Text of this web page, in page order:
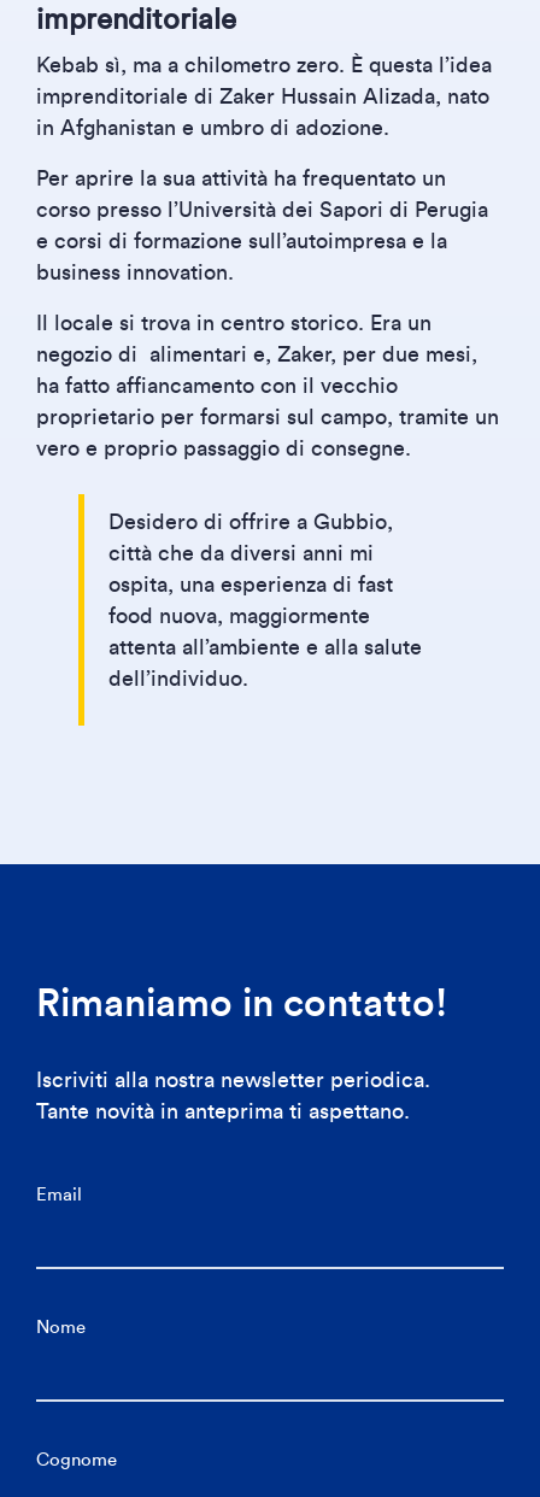
imprenditoriale
Kebab sì, ma a chilometro zero. È questa l’idea
imprenditoriale di Zaker Hussain Alizada, nato
in Afghanistan e umbro di adozione.
Per aprire la sua attività ha frequentato un
corso presso l’Università dei Sapori di Perugia
e corsi di formazione sull’autoimpresa e la
business innovation.
Il locale si trova in centro storico. Era un
negozio di alimentari e, Zaker, per due mesi,
ha fatto affiancamento con il vecchio
proprietario per formarsi sul campo, tramite un
vero e proprio passaggio di consegne.
Desidero di offrire a Gubbio,
città che da diversi anni mi
ospita, una esperienza di fast
food nuova, maggiormente
attenta all’ambiente e alla salute
dell’individuo.
Rimaniamo in contatto!
Iscriviti alla nostra newsletter periodica.
Tante novità in anteprima ti aspettano.
Email
Nome
Cognome